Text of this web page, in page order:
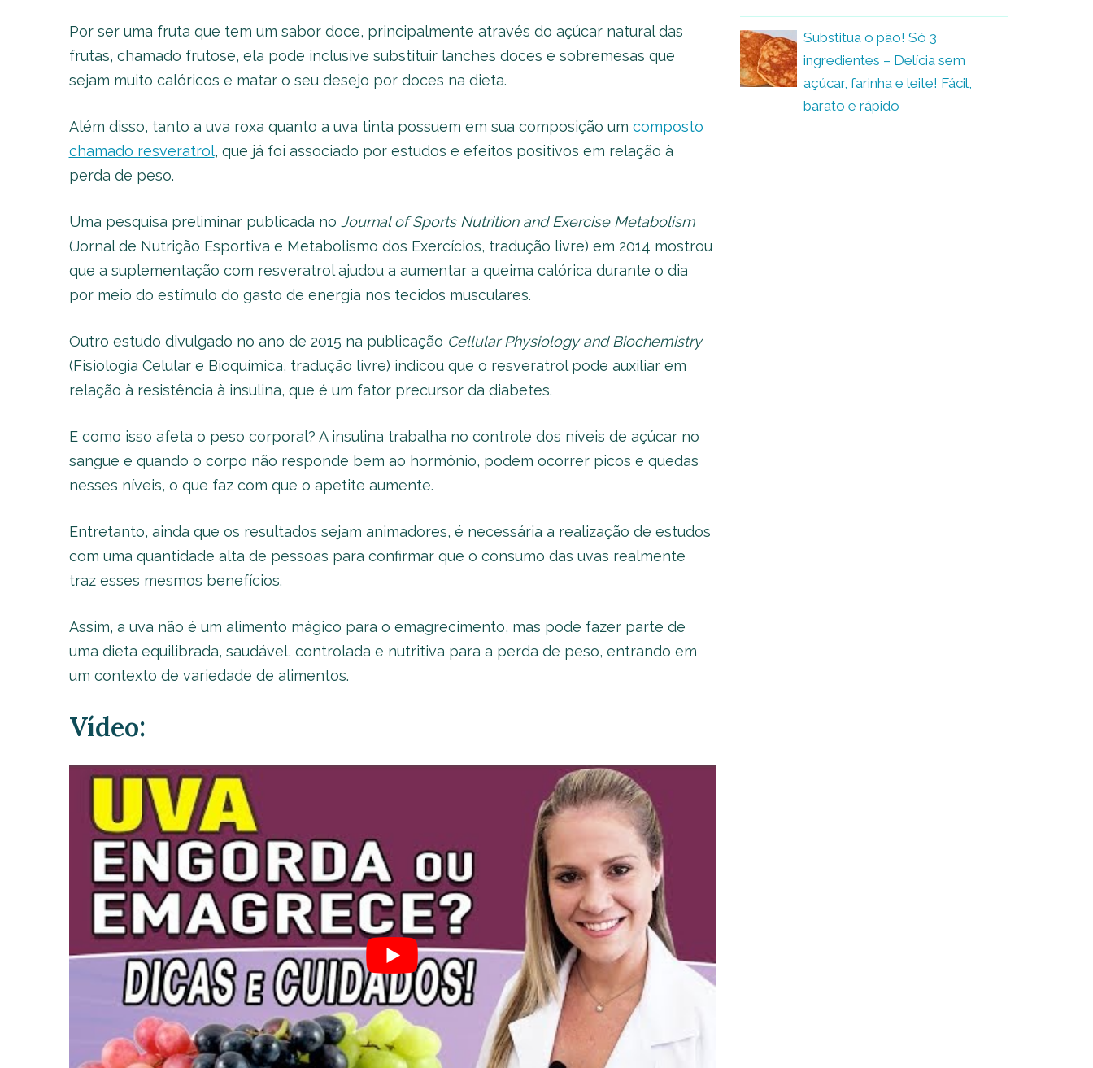
Por ser uma fruta que tem um sabor doce, principalmente através do açúcar natural das
frutas, chamado frutose, ela pode inclusive substituir lanches doces e sobremesas que
sejam muito calóricos e matar o seu desejo por doces na dieta.
Além disso, tanto a uva roxa quanto a uva tinta possuem em sua composição um composto
chamado resveratrol, que já foi associado por estudos e efeitos positivos em relação à
perda de peso.
Uma pesquisa preliminar publicada no Journal of Sports Nutrition and Exercise Metabolism
(Jornal de Nutrição Esportiva e Metabolismo dos Exercícios, tradução livre) em 2014 mostrou
que a suplementação com resveratrol ajudou a aumentar a queima calórica durante o dia
por meio do estímulo do gasto de energia nos tecidos musculares.
Outro estudo divulgado no ano de 2015 na publicação Cellular Physiology and Biochemistry
(Fisiologia Celular e Bioquímica, tradução livre) indicou que o resveratrol pode auxiliar em
relação à resistência à insulina, que é um fator precursor da diabetes.
E como isso afeta o peso corporal? A insulina trabalha no controle dos níveis de açúcar no
sangue e quando o corpo não responde bem ao hormônio, podem ocorrer picos e quedas
nesses níveis, o que faz com que o apetite aumente.
Entretanto, ainda que os resultados sejam animadores, é necessária a realização de estudos
com uma quantidade alta de pessoas para confirmar que o consumo das uvas realmente
traz esses mesmos benefícios.
Assim, a uva não é um alimento mágico para o emagrecimento, mas pode fazer parte de
uma dieta equilibrada, saudável, controlada e nutritiva para a perda de peso, entrando em
um contexto de variedade de alimentos.
Vídeo:
Substitua o pão! Só 3
ingredientes – Delícia sem
açúcar, farinha e leite! Fácil,
barato e rápido